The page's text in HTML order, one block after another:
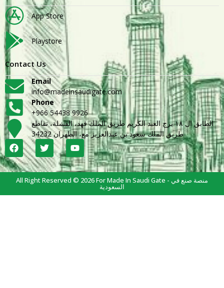
App Store
Playstore
Contact Us
Email
info@madeinsaudigate.com
Phone
+966 54438 9926
الطابق ال ١٨ برج العبد الكريم طريق الملك فهد، القشلة، تقاطع
طريق الملك سعود بن عبدالعزيز مع، الظهران 34232
All Right Reserved © 2026 For Made In Saudi Gate - منصة صنع في
السعودية